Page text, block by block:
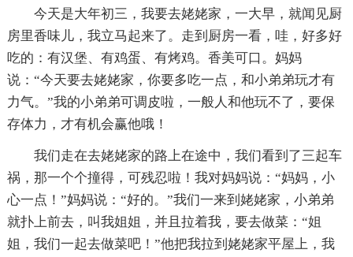
今天是大年初三，我要去姥姥家，一大早，就闻见厨
房里香味儿，我立马起来了。走到厨房一看，哇，好多好
吃的：有汉堡、有鸡蛋、有烤鸡。香美可口。妈妈
说：“今天要去姥姥家，你要多吃一点，和小弟弟玩才有
力气。”我的小弟弟可调皮啦，一般人和他玩不了，要保
存体力，才有机会赢他哦！
我们走在去姥姥家的路上在途中，我们看到了三起车
祸，那一个个撞得，可残忍啦！我对妈妈说：“妈妈，小
心一点！”妈妈说：“好的。”我们一来到姥姥家，小弟弟
就扑上前去，叫我姐姐，并且拉着我，要去做菜：“姐
姐，我们一起去做菜吧！”他把我拉到姥姥家平屋上，我